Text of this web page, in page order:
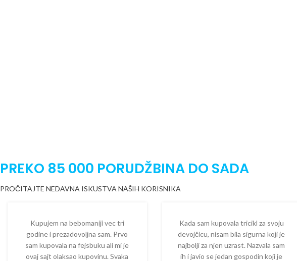
PREKO 85 000 PORUDŽBINA DO SADA
PROČITAJTE NEDAVNA ISKUSTVA NAŠIH KORISNIKA
Kupujem na bebomaniji vec tri
godine i prezadovoljna sam. Prvo
sam kupovala na fejsbuku ali mi je
ovaj sajt olaksao kupovinu. Svaka
Kada sam kupovala tricikl za svoju
devojčicu, nisam bila sigurna koji je
najbolji za njen uzrast. Nazvala sam
ih i javio se jedan gospodin koji je